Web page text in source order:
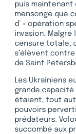
puis maintenant
mensonge que
d’ « opération
invasion.
censure totale,
s’élèvent
de Saint
Les Ukrainiens
grande capacité
étaient, tout
pouvoirs
prédateurs.
succombé aux